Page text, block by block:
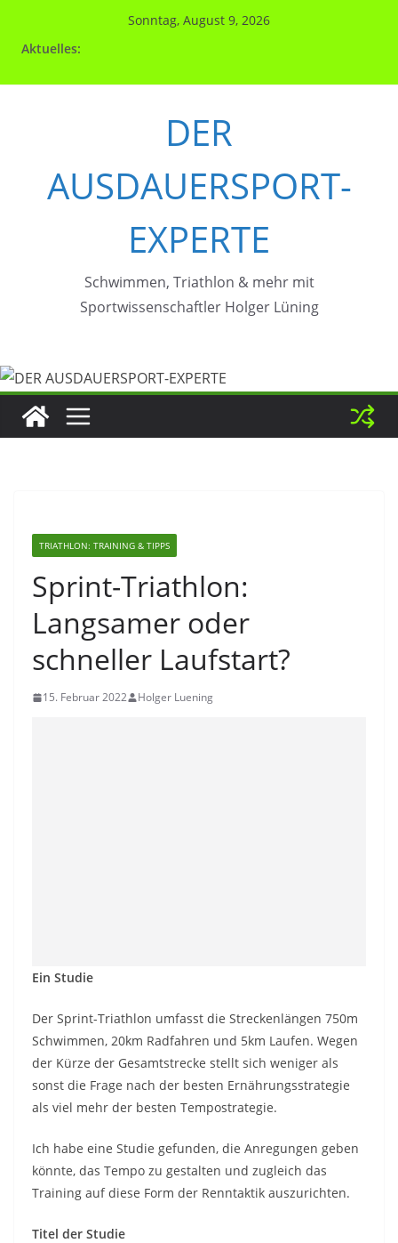
Sonntag, August 9, 2026
Aktuelles:
DER
AUSDAUERSPORT-
EXPERTE
Schwimmen, Triathlon & mehr mit
Sportwissenschaftler Holger Lüning
TRIATHLON: TRAINING & TIPPS
Sprint-Triathlon:
Langsamer oder
schneller Laufstart?
15. Februar 2022 Holger Luening
Ein Studie
Der Sprint-Triathlon umfasst die Streckenlängen 750m
Schwimmen, 20km Radfahren und 5km Laufen. Wegen
der Kürze der Gesamtstrecke stellt sich weniger als
sonst die Frage nach der besten Ernährungsstrategie
als viel mehr der besten Tempostrategie.
Ich habe eine Studie gefunden, die Anregungen geben
könnte, das Tempo zu gestalten und zugleich das
Training auf diese Form der Renntaktik auszurichten.
Titel der Studie